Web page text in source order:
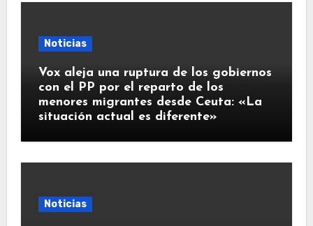
Noticias
Vox aleja una ruptura de los gobiernos
con el PP por el reparto de los
menores migrantes desde Ceuta: «La
situación actual es diferente»
Noticias